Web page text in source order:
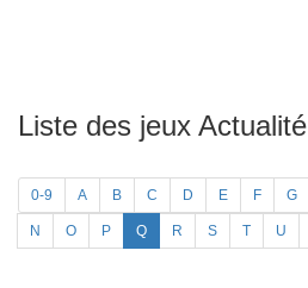
Liste des jeux Actualité
0-9 A B C D E F G
N O P Q R S T U